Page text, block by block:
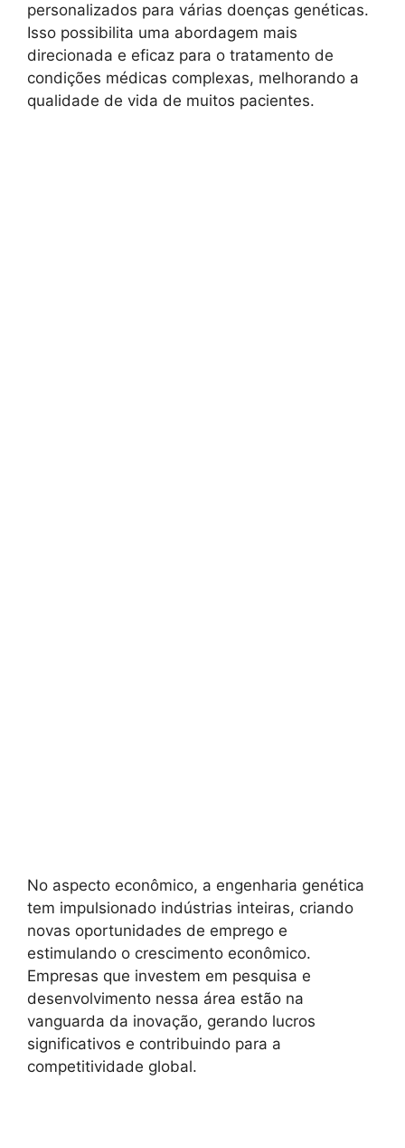
personalizados para várias doenças genéticas.
Isso possibilita uma abordagem mais
direcionada e eficaz para o tratamento de
condições médicas complexas, melhorando a
qualidade de vida de muitos pacientes.
No aspecto econômico, a engenharia genética
tem impulsionado indústrias inteiras, criando
novas oportunidades de emprego e
estimulando o crescimento econômico.
Empresas que investem em pesquisa e
desenvolvimento nessa área estão na
vanguarda da inovação, gerando lucros
significativos e contribuindo para a
competitividade global.